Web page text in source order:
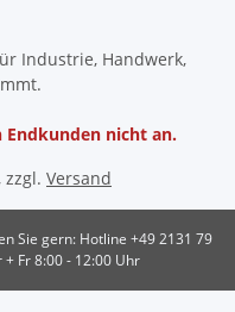
Industrie, Handwerk,
Endkunden nicht an.
zzgl. Versand
Sie gern: Hotline +49 2131 79
Fr 8:00 - 12:00 Uhr